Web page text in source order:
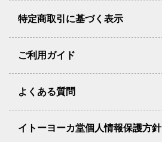
特定商取引に基づく表示
ご利用ガイド
よくある質問
イトーヨーカ堂個人情報保護方針